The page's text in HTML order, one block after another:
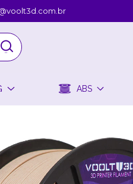
ABS